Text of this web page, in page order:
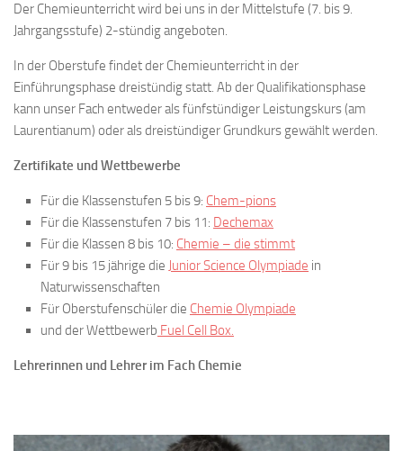
Der Chemieunterricht wird bei uns in der Mittelstufe (7. bis 9.
Jahrgangsstufe) 2-stündig angeboten.
In der Oberstufe findet der Chemieunterricht in der
Einführungsphase dreistündig statt. Ab der Qualifikationsphase
kann unser Fach entweder als fünfstündiger Leistungskurs (am
Laurentianum) oder als dreistündiger Grundkurs gewählt werden.
Zertifikate und Wettbewerbe
Für die Klassenstufen 5 bis 9: Chem-pions
Für die Klassenstufen 7 bis 11: Dechemax
Für die Klassen 8 bis 10: Chemie – die stimmt
Für 9 bis 15 jährige die Junior Science Olympiade in
Naturwissenschaften
Für Oberstufenschüler die Chemie Olympiade
und der Wettbewerb Fuel Cell Box.
Lehrerinnen und Lehrer im Fach Chemie